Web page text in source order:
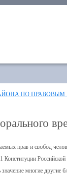
ПО
прав и свобод
Конституции
многие другие